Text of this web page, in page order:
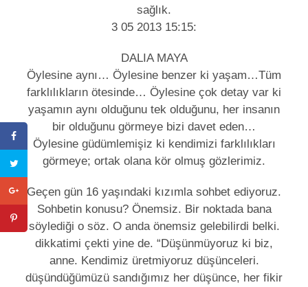
sağlık.
3 05 2013 15:15:
DALIA MAYA
Öylesine aynı… Öylesine benzer ki yaşam…Tüm
farklılıkların ötesinde… Öylesine çok detay var ki
yaşamın aynı olduğunu tek olduğunu, her insanın
bir olduğunu görmeye bizi davet eden…
Öylesine güdümlemişiz ki kendimizi farklılıkları
görmeye; ortak olana kör olmuş gözlerimiz.
Geçen gün 16 yaşındaki kızımla sohbet ediyoruz.
Sohbetin konusu? Önemsiz. Bir noktada bana
söylediği o söz. O anda önemsiz gelebilirdi belki.
dikkatimi çekti yine de. “Düşünmüyoruz ki biz,
anne. Kendimiz üretmiyoruz düşünceleri.
düşündüğümüzü sandığımız her düşünce, her fikir